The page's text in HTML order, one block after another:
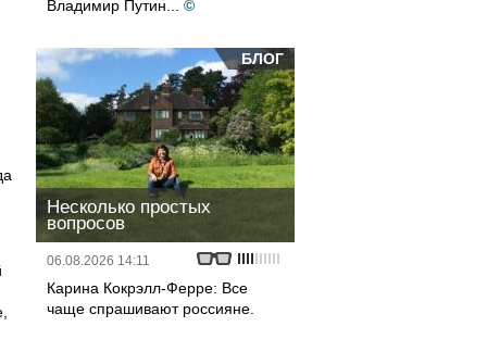
Владимир Путин...
©
БЛОГ
Несколько простых
вопросов
06.08.2026 14:11
Карина Кокрэлл-Ферре: Все
чаще спрашивают россияне.